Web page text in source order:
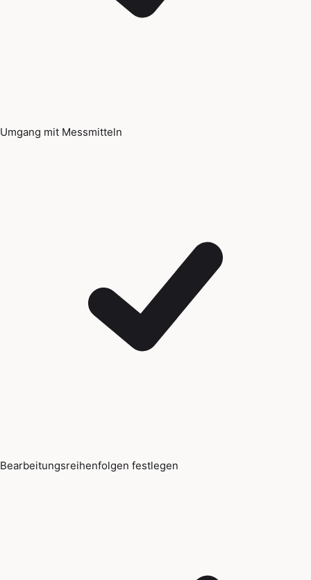
Umgang mit Messmitteln
Bearbeitungsreihenfolgen festlegen